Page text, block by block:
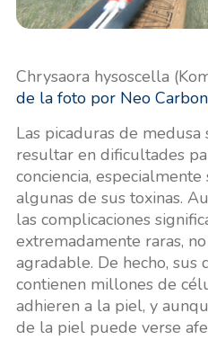
Chrysaora hysoscella
de la foto por Neo
Las picaduras de
resultar en dificultades
conciencia,
algunas de sus toxinas.
las complicaciones
extremadamente raras,
agradable. De hecho, sus
contienen millones de
adhieren a la piel, y
de la piel puede verse